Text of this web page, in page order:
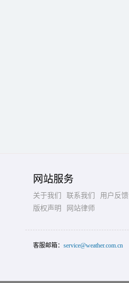
网站服务
关于我们 联系我们
用户反馈
版权声明
网站律师
客服邮箱： service@weather.com.cn